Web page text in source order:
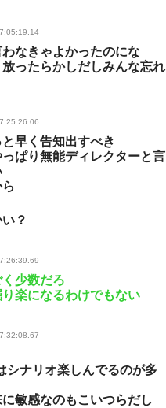
なきゃよかったのにな
ったらかしだしみんな忘れ
早く告知出すべき
ぱり無能ディレクターと言
？
少数だろ
楽になるわけでもない
シナリオ楽しんでるのが多
敏感なのもこいつらだし